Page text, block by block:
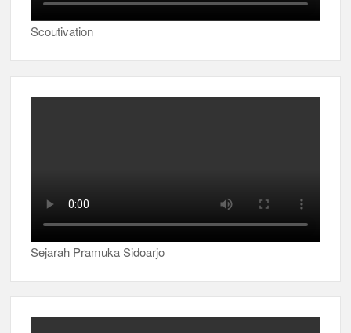
Scoutivation
Sejarah Pramuka Sidoarjo